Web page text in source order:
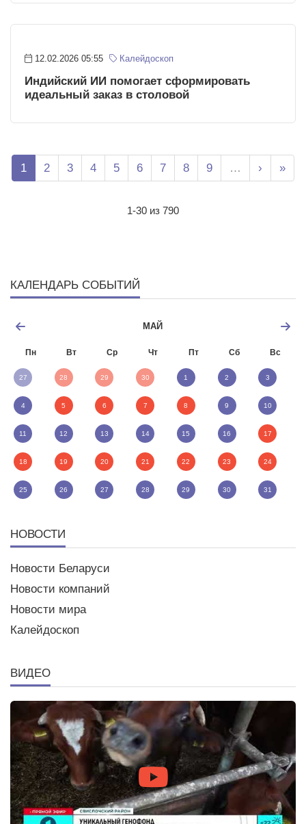
12.02.2026 05:55 Калейдоскоп
Индийский ИИ помогает сформировать
идеальный заказ в столовой
Page
1 Page
2 Page
3 Page
4 Page
5 Page
6 Page
7 Page
8 Page
9 … › »
1-30 из 790
КАЛЕНДАРЬ СОБЫТИЙ
МАЙ
Пн Вт Ср Чт Пт Сб Вс
27 28 29 30 1 2 3
4 5 6 7 8 9 10
11 12 13 14 15 16 17
18 19 20 21 22 23 24
25 26 27 28 29 30 31
НОВОСТИ
Новости Беларуси
Новости компаний
Новости мира
Калейдоскоп
ВИДЕО